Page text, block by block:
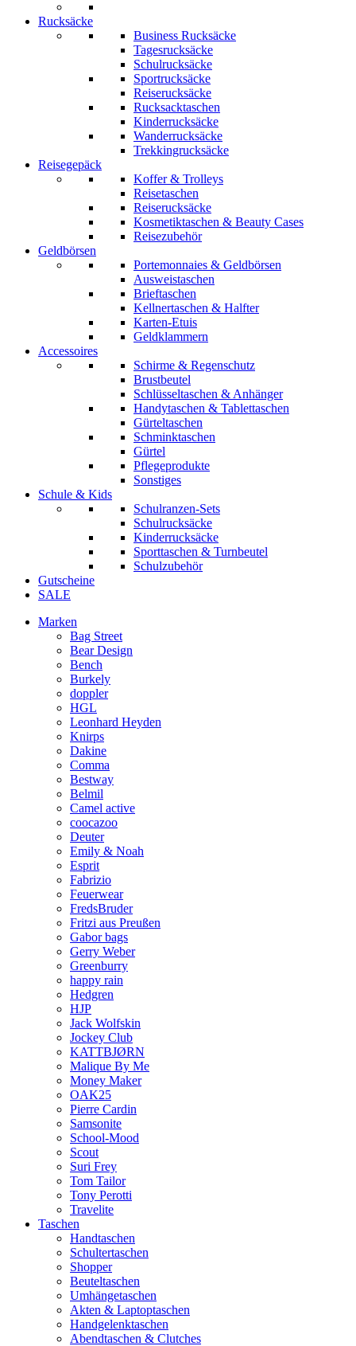
Rucksäcke
Business Rucksäcke
Tagesrucksäcke
Schulrucksäcke
Sportrucksäcke
Reiserucksäcke
Rucksacktaschen
Kinderrucksäcke
Wanderrucksäcke
Trekkingrucksäcke
Reisegepäck
Koffer & Trolleys
Reisetaschen
Reiserucksäcke
Kosmetiktaschen & Beauty Cases
Reisezubehör
Geldbörsen
Portemonnaies & Geldbörsen
Ausweistaschen
Brieftaschen
Kellnertaschen & Halfter
Karten-Etuis
Geldklammern
Accessoires
Schirme & Regenschutz
Brustbeutel
Schlüsseltaschen & Anhänger
Handytaschen & Tablettaschen
Gürteltaschen
Schminktaschen
Gürtel
Pflegeprodukte
Sonstiges
Schule & Kids
Schulranzen-Sets
Schulrucksäcke
Kinderrucksäcke
Sporttaschen & Turnbeutel
Schulzubehör
Gutscheine
SALE
Marken
Bag Street
Bear Design
Bench
Burkely
doppler
HGL
Leonhard Heyden
Knirps
Dakine
Comma
Bestway
Belmil
Camel active
coocazoo
Deuter
Emily & Noah
Esprit
Fabrizio
Feuerwear
FredsBruder
Fritzi aus Preußen
Gabor bags
Gerry Weber
Greenburry
happy rain
Hedgren
HJP
Jack Wolfskin
Jockey Club
KATTBJØRN
Malique By Me
Money Maker
OAK25
Pierre Cardin
Samsonite
School-Mood
Scout
Suri Frey
Tom Tailor
Tony Perotti
Travelite
Taschen
Handtaschen
Schultertaschen
Shopper
Beuteltaschen
Umhängetaschen
Akten & Laptoptaschen
Handgelenktaschen
Abendtaschen & Clutches